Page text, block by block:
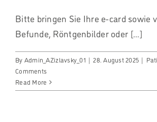
Bitte bringen Sie Ihre e-card sowie
Befunde, Röntgenbilder oder [...]
By Admin_AZizlavsky_01 | 28. August 2025 |
Comments
Read More